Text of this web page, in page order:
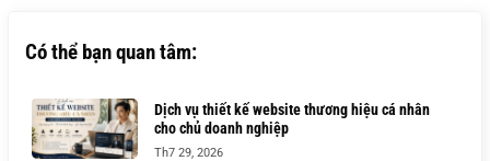
Có thể bạn quan tâm:
Dịch vụ thiết kế website thương hiệu cá nhân
cho chủ doanh nghiệp
Th7 29, 2026